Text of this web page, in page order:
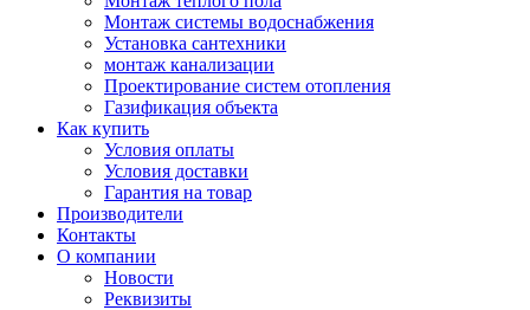
Монтаж системы водоснабжения
Установка сантехники
монтаж канализации
Проектирование систем отопления
Газификация объекта
Как купить
Условия оплаты
Условия доставки
Гарантия на товар
Производители
Контакты
О компании
Новости
Реквизиты